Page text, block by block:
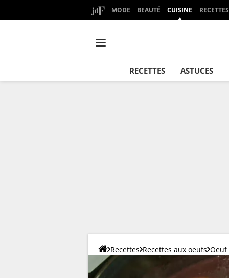
MODE BEAUTÉ CUISINE RECETTES
RECETTES ASTUCES
Recettes Recettes aux oeufs